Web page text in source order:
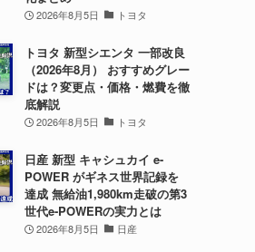
2026年8月5日 トヨタ
トヨタ 新型シエンタ 一部改良
（2026年8月） おすすめグレー
ドは？変更点・価格・燃費を徹
底解説
2026年8月5日 トヨタ
日産 新型 キャシュカイ e-
POWER がギネス世界記録を
達成 無給油1,980km走破の第3
世代e-POWERの実力とは
2026年8月5日 日産